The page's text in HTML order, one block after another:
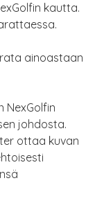
kautta.
ainoastaan
NexGolfin
johdosta.
ottaa kuvan